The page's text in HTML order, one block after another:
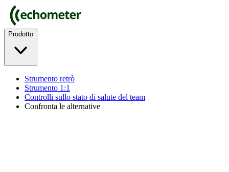
Prodotto
Strumento retrò
Strumento 1:1
Controlli sullo stato di salute del team
Confronta le alternative